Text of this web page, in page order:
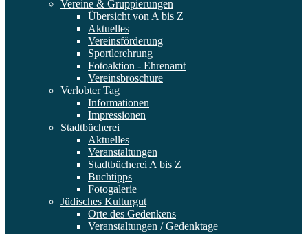
Vereine & Gruppierungen
Übersicht von A bis Z
Aktuelles
Vereinsförderung
Sportlerehrung
Fotoaktion - Ehrenamt
Vereinsbroschüre
Verlobter Tag
Informationen
Impressionen
Stadtbücherei
Aktuelles
Veranstaltungen
Stadtbücherei A bis Z
Buchtipps
Fotogalerie
Jüdisches Kulturgut
Orte des Gedenkens
Veranstaltungen / Gedenktage